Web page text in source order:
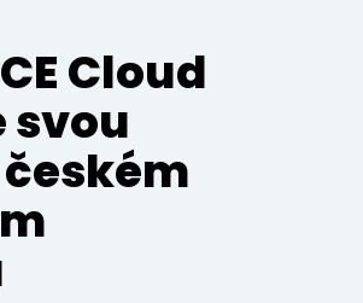
Cloud
svou